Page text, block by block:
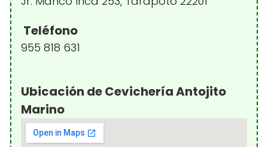
Teléfono
955 818 631
Ubicación de Cevichería Antojito
Marino